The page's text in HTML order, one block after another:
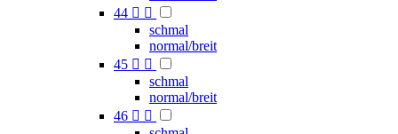
44  
schmal
normal/breit
45  
schmal
normal/breit
46  